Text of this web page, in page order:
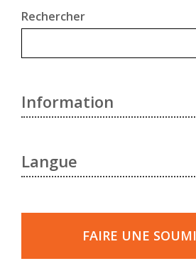
Rechercher
Information
Langue
Faire
FAIRE UNE